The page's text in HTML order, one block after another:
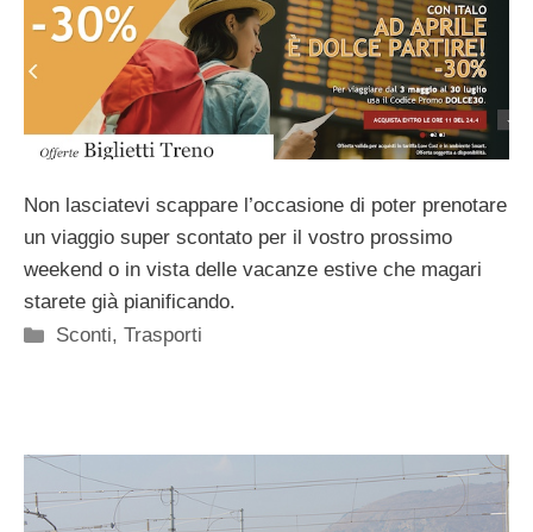
Non lasciatevi scappare l’occasione di poter prenotare
un viaggio super scontato per il vostro prossimo
weekend o in vista delle vacanze estive che magari
starete già pianificando.
Categorie
Sconti,Trasporti